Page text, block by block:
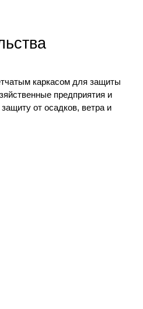
каркасом для защиты
предприятия и
от осадков, ветра и